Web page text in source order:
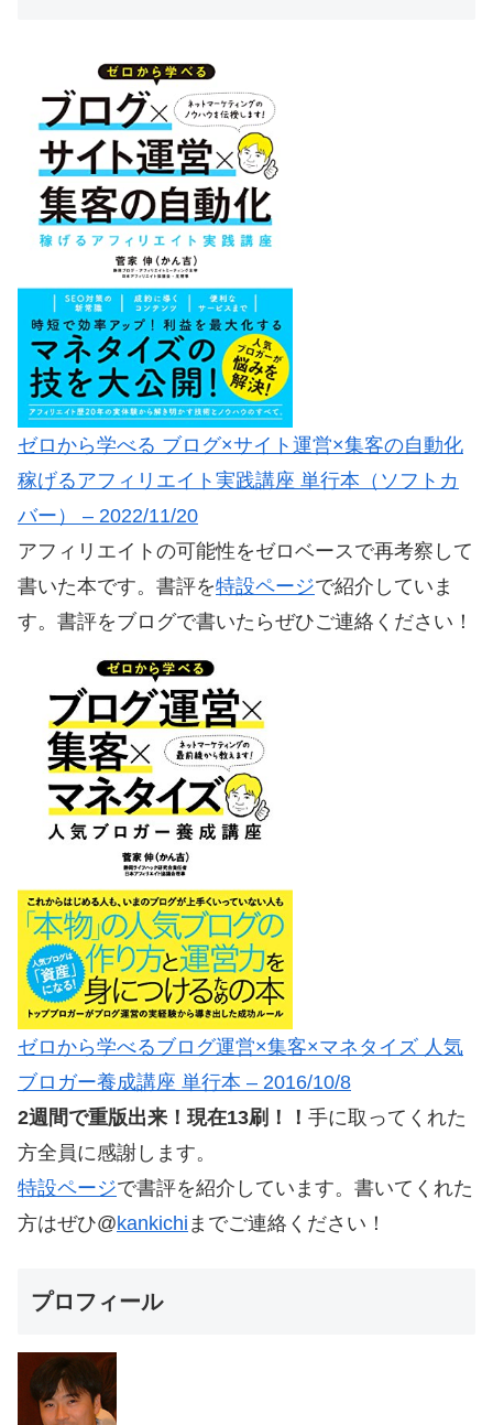
ゼロから学べる ブログ×サイト運営×集客の自動化
稼げるアフィリエイト実践講座 単行本（ソフトカ
バー） – 2022/11/20
アフィリエイトの可能性をゼロベースで再考察して
書いた本です。書評を特設ページで紹介していま
す。書評をブログで書いたらぜひご連絡ください！
ゼロから学べるブログ運営×集客×マネタイズ 人気
ブロガー養成講座 単行本 – 2016/10/8
2週間で重版出来！現在13刷！！ 手に取ってくれた
方全員に感謝します。
特設ページで書評を紹介しています。書いてくれた
方はぜひ@kankichi までご連絡ください！
プロフィール